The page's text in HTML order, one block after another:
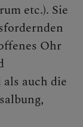
etc.). Sie
Ohr
auch die